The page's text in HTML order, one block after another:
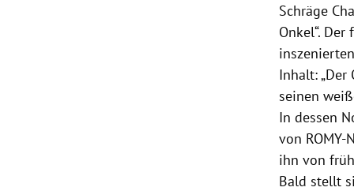
Schräge
Onkel“.
Inhalt:
seinen
In dessen
von
ihn von
Bald stellt